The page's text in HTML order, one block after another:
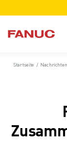
PRODUKTÜBERSICHT
CNC-FUNKTIONEN/
SIMULATION -
Startseite /